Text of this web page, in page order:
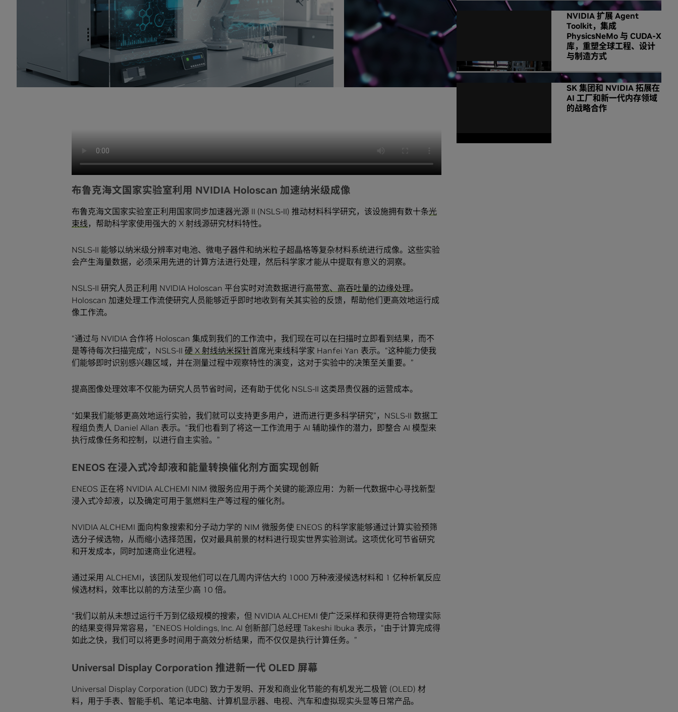
布鲁克海文国家实验室利用 NVIDIA Holoscan 加速纳米级成像
布鲁克海文国家实验室正利用国家同步加速器光源 II (NSLS-II) 推动材料科学研究，该设施拥有数十条光
束线，帮助科学家使用强大的 X 射线源研究材料特性。
NSLS-II 能够以纳米级分辨率对电池、微电子器件和纳米粒子超晶格等复杂材料系统进行成像。这些实验
会产生海量数据，必须采用先进的计算方法进行处理，然后科学家才能从中提取有意义的洞察。
NSLS-II 研究人员正利用 NVIDIA Holoscan 平台实时对流数据进行高带宽、高吞吐量的边缘处理。
Holoscan 加速处理工作流使研究人员能够近乎即时地收到有关其实验的反馈，帮助他们更高效地运行成
像工作流。
“通过与 NVIDIA 合作将 Holoscan 集成到我们的工作流中，我们现在可以在扫描时立即看到结果，而不
是等待每次扫描完成”，NSLS-II 硬 X 射线纳米探针首席光束线科学家 Hanfei Yan 表示。“这种能力使我
们能够即时识别感兴趣区域，并在测量过程中观察特性的演变，这对于实验中的决策至关重要。”
提高图像处理效率不仅能为研究人员节省时间，还有助于优化 NSLS-II 这类昂贵仪器的运营成本。
“如果我们能够更高效地运行实验，我们就可以支持更多用户，进而进行更多科学研究”，NSLS-II 数据工
程组负责人 Daniel Allan 表示。“我们也看到了将这一工作流用于 AI 辅助操作的潜力，即整合 AI 模型来
执行成像任务和控制，以进行自主实验。”
ENEOS 在浸入式冷却液和能量转换催化剂方面实现创新
ENEOS 正在将 NVIDIA ALCHEMI NIM 微服务应用于两个关键的能源应用：为新一代数据中心寻找新型
浸入式冷却液，以及确定可用于氢燃料生产等过程的催化剂。
NVIDIA ALCHEMI 面向构象搜索和分子动力学的 NIM 微服务使 ENEOS 的科学家能够通过计算实验预筛
选分子候选物，从而缩小选择范围，仅对最具前景的材料进行现实世界实验测试。这项优化可节省研究
和开发成本，同时加速商业化进程。
通过采用 ALCHEMI，该团队发现他们可以在几周内评估大约 1000 万种液浸候选材料和 1 亿种析氧反应
候选材料，效率比以前的方法至少高 10 倍。
“我们以前从未想过运行千万到亿级规模的搜索，但 NVIDIA ALCHEMI 使广泛采样和获得更符合物理实际
的结果变得异常容易，”ENEOS Holdings, Inc. AI 创新部门总经理 Takeshi Ibuka 表示，“由于计算完成得
如此之快，我们可以将更多时间用于高效分析结果，而不仅仅是执行计算任务。”
Universal Display Corporation 推进新一代 OLED 屏幕
Universal Display Corporation (UDC) 致力于发明、开发和商业化节能的有机发光二极管 (OLED) 材
料，用于手表、智能手机、笔记本电脑、计算机显示器、电视、汽车和虚拟现实头显等日常产品。
NVIDIA 扩展 Agent
Toolkit，集成
PhysicsNeMo 与 CUDA-X
库，重塑全球工程、设计
与制造方式
SK 集团和 NVIDIA 拓展在
AI 工厂和新一代内存领域
的战略合作